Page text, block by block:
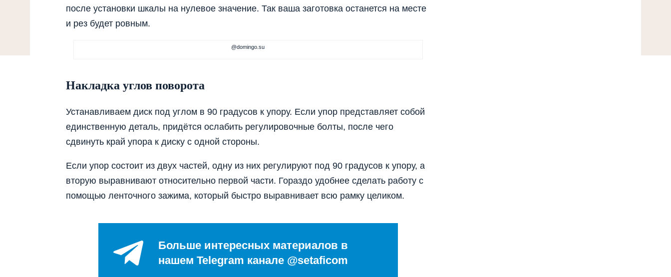
после установки шкалы на нулевое значение. Так ваша заготовка останется на месте
и рез будет ровным.
@domingo.su
Накладка углов поворота
Устанавливаем диск под углом в 90 градусов к упору. Если упор представляет собой
единственную деталь, придётся ослабить регулировочные болты, после чего
сдвинуть край упора к диску с одной стороны.
Если упор состоит из двух частей, одну из них регулируют под 90 градусов к упору, а
вторую выравнивают относительно первой части. Гораздо удобнее сделать работу с
помощью ленточного зажима, который быстро выравнивает всю рамку целиком.
Больше интересных материалов в
нашем Telegram канале @setaficom